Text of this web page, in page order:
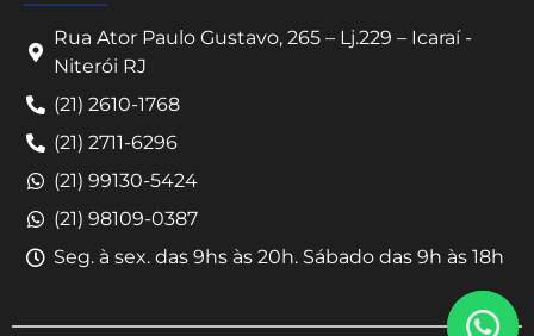
Rua Ator Paulo Gustavo, 265 – Lj.229 – Icaraí -
Niterói RJ
(21) 2610-1768
(21) 2711-6296
(21) 99130-5424
(21) 98109-0387
Seg. à sex. das 9hs às 20h. Sábado das 9h às 18h